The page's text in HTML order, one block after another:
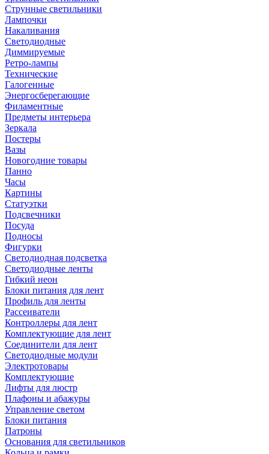
Струнные светильники
Лампочки
Накаливания
Светодиодные
Диммируемые
Ретро-лампы
Технические
Галогенные
Энергосберегающие
Филаментные
Предметы интерьера
Зеркала
Постеры
Вазы
Новогодние товары
Панно
Часы
Картины
Статуэтки
Подсвечники
Посуда
Подносы
Фигурки
Светодиодная подсветка
Светодиодные ленты
Гибкий неон
Блоки питания для лент
Профиль для ленты
Рассеиватели
Контроллеры для лент
Комплектующие для лент
Соединители для лент
Светодиодные модули
Электротовары
Комплектующие
Лифты для люстр
Плафоны и абажуры
Управление светом
Блоки питания
Патроны
Основания для светильников